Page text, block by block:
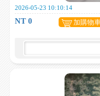
2026-05-23 10:10:14
NT 0 加購物